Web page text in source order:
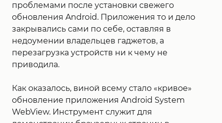
проблемами после установки свежего
обновления Android. Приложения то и дело
закрывались сами по себе, оставляя в
недоумении владельцев гаджетов, а
перезагрузка устройств ни к чему не
приводила.
Как оказалось, виной всему стало «кривое»
обновление приложения Android System
WebView. Инструмент служит для